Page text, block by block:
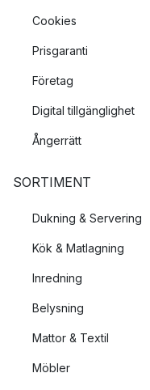
Cookies
Prisgaranti
Företag
Digital tillgänglighet
Ångerrätt
SORTIMENT
Dukning & Servering
Kök & Matlagning
Inredning
Belysning
Mattor & Textil
Möbler